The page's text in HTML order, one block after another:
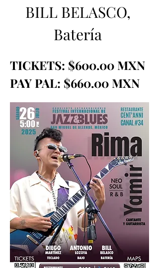
BILL BELASCO,
Batería
TICKETS: $600.00 MXN
PAY PAL: $660.00 MXN